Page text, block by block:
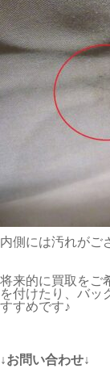
内側には汚れがご
将来的に買取をご
を付けたり、バッ
すすめです♪
↓お問い合わせ↓